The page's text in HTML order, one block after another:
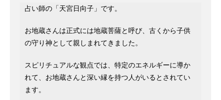
占い師の「天宮日向子」です。
お地蔵さんは正式には地蔵菩薩と呼び、古くから子供
の守り神として親しまれてきました。
スピリチュアルな観点では、特定のエネルギーに導か
れて、お地蔵さんと深い縁を持つ人がいるとされてい
ます。